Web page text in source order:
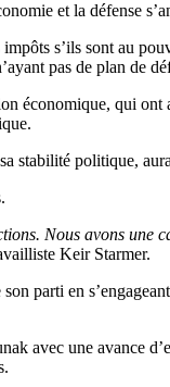
et la défense
s’ils sont au
pas de plan de
économique, qui
politique,
Nous avons
Keir Starmer.
parti en
avec une avance